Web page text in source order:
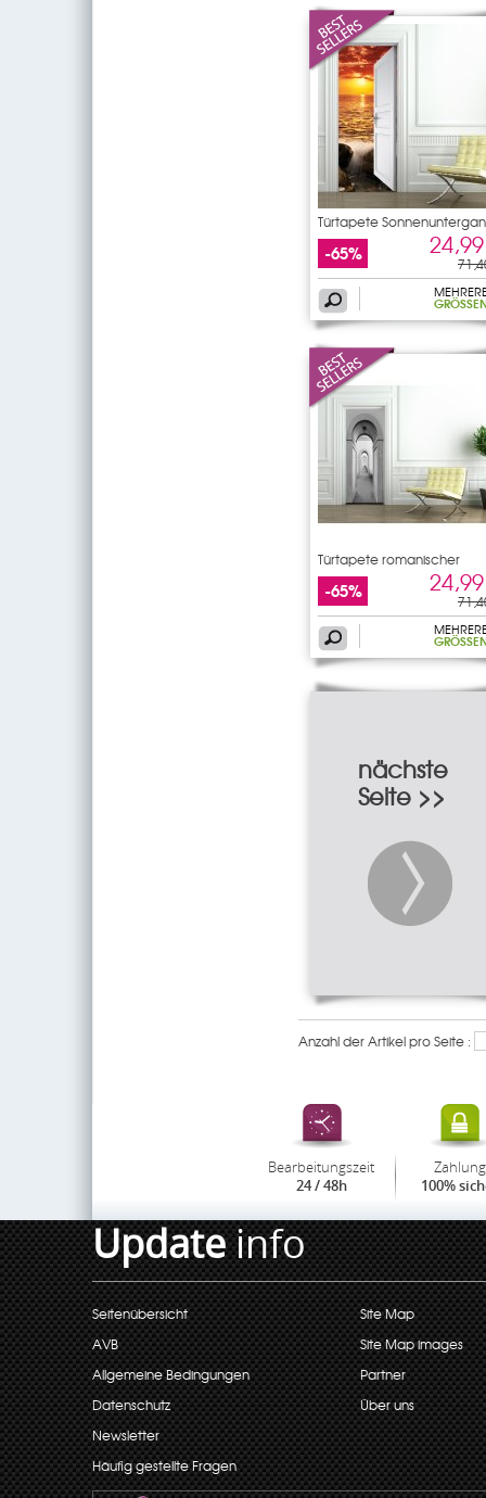
Türtapete
-65%
GRÖSSEN
Türtapete romanischer
Bogen
-65%
GRÖSSEN
nächste
Seite >>
Anzahl der Artikel pro Seite :
Bearbeitungszeit
24 / 48h
Zahlung
100%
Updateinfo
Seitenübersicht
AVB
Allgemeine Bedingungen
Datenschutz
Newsletter
Häufig gestellte Fragen
Site Map
Site Map images
Partner
Über uns